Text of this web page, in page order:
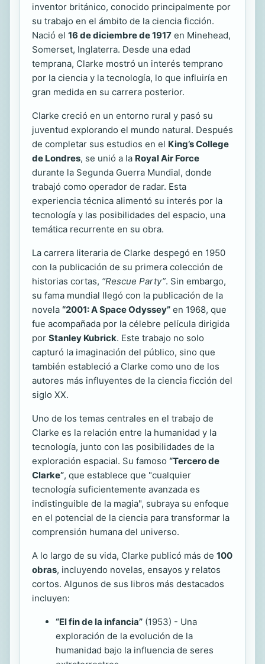
inventor británico, conocido principalmente por
su trabajo en el ámbito de la ciencia ficción.
Nació el 16 de diciembre de 1917 en Minehead,
Somerset, Inglaterra. Desde una edad
temprana, Clarke mostró un interés temprano
por la ciencia y la tecnología, lo que influiría en
gran medida en su carrera posterior.
Clarke creció en un entorno rural y pasó su
juventud explorando el mundo natural. Después
de completar sus estudios en el King’s College
de Londres, se unió a la Royal Air Force
durante la Segunda Guerra Mundial, donde
trabajó como operador de radar. Esta
experiencia técnica alimentó su interés por la
tecnología y las posibilidades del espacio, una
temática recurrente en su obra.
La carrera literaria de Clarke despegó en 1950
con la publicación de su primera colección de
historias cortas, “Rescue Party”. Sin embargo,
su fama mundial llegó con la publicación de la
novela “2001: A Space Odyssey” en 1968, que
fue acompañada por la célebre película dirigida
por Stanley Kubrick. Este trabajo no solo
capturó la imaginación del público, sino que
también estableció a Clarke como uno de los
autores más influyentes de la ciencia ficción del
siglo XX.
Uno de los temas centrales en el trabajo de
Clarke es la relación entre la humanidad y la
tecnología, junto con las posibilidades de la
exploración espacial. Su famoso “Tercero de
Clarke”, que establece que "cualquier
tecnología suficientemente avanzada es
indistinguible de la magia", subraya su enfoque
en el potencial de la ciencia para transformar la
comprensión humana del universo.
A lo largo de su vida, Clarke publicó más de 100
obras, incluyendo novelas, ensayos y relatos
cortos. Algunos de sus libros más destacados
incluyen:
“El fin de la infancia” (1953) - Una
exploración de la evolución de la
humanidad bajo la influencia de seres